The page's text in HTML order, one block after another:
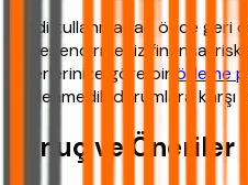
Kredi kullanmadan önce geri
değerlendirmeniz finansal
giderlerinize göre bir ödeme
beklenmedik durumlara karşı
Sonuç ve Öneriler